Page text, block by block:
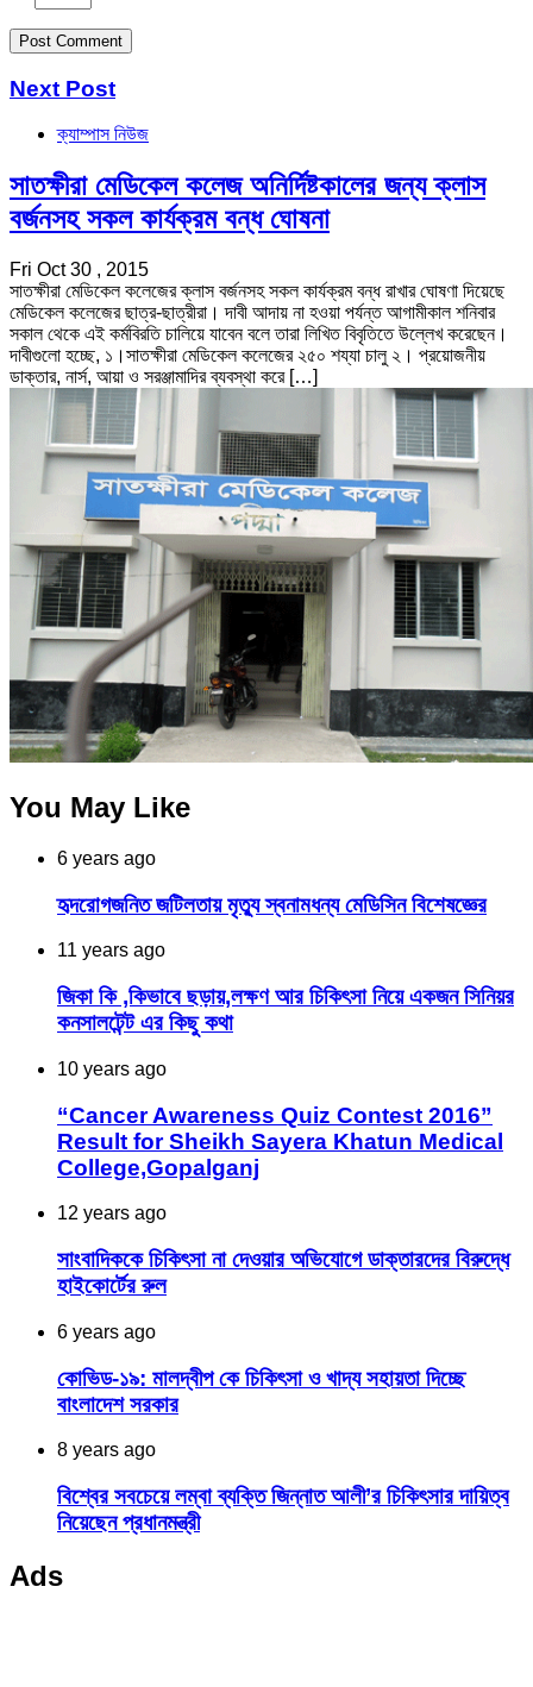
Next Post
ক্যাম্পাস নিউজ
সাতক্ষীরা মেডিকেল কলেজ অনির্দিষ্টকালের জন্য ক্লাস
বর্জনসহ সকল কার্যক্রম বন্ধ ঘোষনা
Fri Oct 30 , 2015
সাতক্ষীরা মেডিকেল কলেজের ক্লাস বর্জনসহ সকল কার্যক্রম বন্ধ রাখার ঘোষণা দিয়েছে
মেডিকেল কলেজের ছাত্র-ছাত্রীরা। দাবী আদায় না হওয়া পর্যন্ত আগামীকাল শনিবার
সকাল থেকে এই কর্মবিরতি চালিয়ে যাবেন বলে তারা লিখিত বিবৃতিতে উল্লেখ করেছেন।
দাবীগুলো হচ্ছে, ১।সাতক্ষীরা মেডিকেল কলেজের ২৫০ শয্যা চালু ২। প্রয়োজনীয়
ডাক্তার, নার্স, আয়া ও সরঞ্জামাদির ব্যবস্থা করে […]
You May Like
6 years ago
হৃদরোগজনিত জটিলতায় মৃত্যু স্বনামধন্য মেডিসিন বিশেষজ্ঞের
11 years ago
জিকা কি ,কিভাবে ছড়ায়,লক্ষণ আর চিকিৎসা নিয়ে একজন সিনিয়র
কনসালটেন্ট এর কিছু কথা
10 years ago
“Cancer Awareness Quiz Contest 2016”
Result for Sheikh Sayera Khatun Medical
College,Gopalganj
12 years ago
সাংবাদিককে চিকিৎসা না দেওয়ার অভিযোগে ডাক্তারদের বিরুদ্ধে
হাইকোর্টের রুল
6 years ago
কোভিড-১৯: মালদ্বীপ কে চিকিৎসা ও খাদ্য সহায়তা দিচ্ছে
বাংলাদেশ সরকার
8 years ago
বিশ্বের সবচেয়ে লম্বা ব্যক্তি জিন্নাত আলী’র চিকিৎসার দায়িত্ব
নিয়েছেন প্রধানমন্ত্রী
Ads